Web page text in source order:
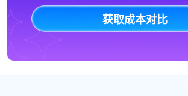
获取成本对比